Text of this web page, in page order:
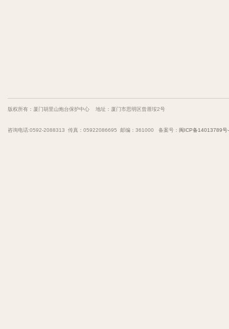
版权所有：厦门胡里山炮台保护中心 地址：厦门市思明区曾厝垵2号
咨询电话:0592-2088313 传真：05922086695 邮编：361000 备案号： 闽ICP备14013789号